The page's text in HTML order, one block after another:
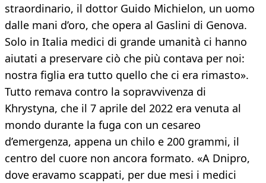
straordinario, il dottor Guido Michielon, un uomo
dalle mani d’oro, che opera al Gaslini di Genova.
Solo in Italia medici di grande umanità ci hanno
aiutati a preservare ciò che più contava per noi:
nostra figlia era tutto quello che ci era rimasto».
Tutto remava contro la sopravvivenza di
Khrystyna, che il 7 aprile del 2022 era venuta al
mondo durante la fuga con un cesareo
d’emergenza, appena un chilo e 200 grammi, il
centro del cuore non ancora formato. «A Dnipro,
dove eravamo scappati, per due mesi i medici